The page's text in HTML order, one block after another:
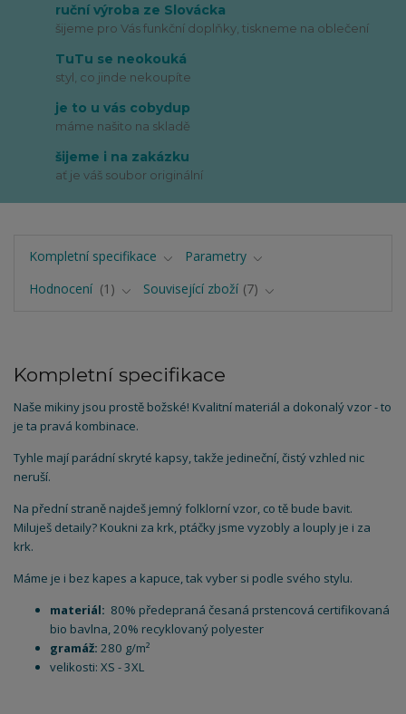
ruční výroba ze Slovácka
šijeme pro Vás funkční doplňky, tiskneme na oblečení
TuTu se neokouká
styl, co jinde nekoupíte
je to u vás cobydup
máme našito na skladě
šijeme i na zakázku
ať je váš soubor originální
Kompletní specifikace
Parametry
Hodnocení
1 Související zboží 7
Kompletní specifikace
Naše mikiny jsou prostě božské! Kvalitní materiál a dokonalý vzor - to
je ta pravá kombinace.
Tyhle mají parádní skryté kapsy, takže jedineční, čistý vzhled nic
neruší.
Na přední straně najdeš jemný folklorní vzor, co tě bude bavit.
Miluješ detaily? Koukni za krk, ptáčky jsme vyzobly a louply je i za
krk.
Máme je i bez kapes a kapuce, tak vyber si podle svého stylu.
materiál: 80% předepraná česaná prstencová certifikovaná
bio bavlna, 20% recyklovaný polyester
gramáž: 280 g/m²
velikosti: XS - 3XL